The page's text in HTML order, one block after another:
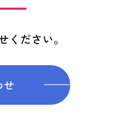
ください。
せ